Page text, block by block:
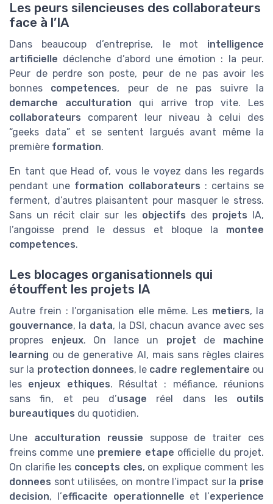
Les peurs silencieuses des collaborateurs
face à l’IA
Dans beaucoup d’entreprise, le mot intelligence
artificielle déclenche d’abord une émotion : la peur.
Peur de perdre son poste, peur de ne pas avoir les
bonnes competences, peur de ne pas suivre la
demarche acculturation qui arrive trop vite. Les
collaborateurs comparent leur niveau à celui des
“geeks data” et se sentent largués avant même la
première formation.
En tant que Head of, vous le voyez dans les regards
pendant une formation collaborateurs : certains se
ferment, d’autres plaisantent pour masquer le stress.
Sans un récit clair sur les objectifs des projets IA,
l’angoisse prend le dessus et bloque la montee
competences.
Les blocages organisationnels qui
étouffent les projets IA
Autre frein : l’organisation elle même. Les metiers, la
gouvernance, la data, la DSI, chacun avance avec ses
propres enjeux. On lance un projet de machine
learning ou de generative AI, mais sans règles claires
sur la protection donnees, le cadre reglementaire ou
les enjeux ethiques. Résultat : méfiance, réunions
sans fin, et peu d’usage réel dans les outils
bureautiques du quotidien.
Une acculturation reussie suppose de traiter ces
freins comme une premiere etape officielle du projet.
On clarifie les concepts cles, on explique comment les
donnees sont utilisées, on montre l’impact sur la prise
decision, l’efficacite operationnelle et l’experience